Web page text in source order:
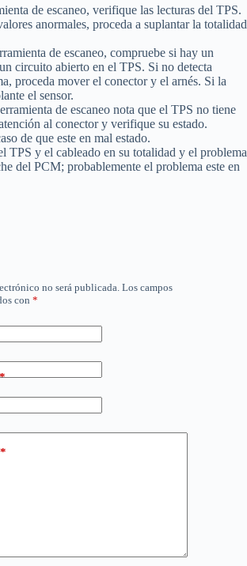
de escaneo, verifique las lecturas del TPS.
anormales, proceda a suplantar la totalidad
de escaneo, compruebe si hay un
circuito abierto en el TPS. Si no detecta
proceda mover el conector y el arnés. Si la
el sensor.
de escaneo nota que el TPS no tiene
al conector y verifique su estado.
de que este en mal estado.
TPS y el cableado en su totalidad y el problema
del PCM; probablemente el problema este en
no será publicada. Los campos
con *
*